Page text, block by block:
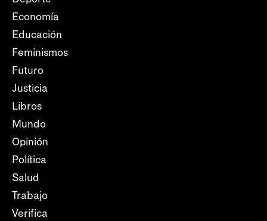
Economía
Educación
Feminismos
Futuro
Justicia
Libros
Mundo
Opinión
Política
Salud
Trabajo
Verifica